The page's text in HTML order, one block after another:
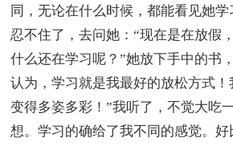
同，无论在什么时候，都能看见她
忍不住了，去问她：“现在是在放假
什么还在学习呢？”她放下手中的书
认为，学习就是我最好的放松方式
变得多姿多彩！”我听了，不觉大吃
想。学习的确给了我不同的感觉。